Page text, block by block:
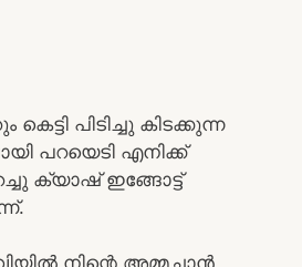
പിടിച്ചു കിടക്കുന്ന
പറയെടി എനിക്ക്
ക്യാഷ് ഇങ്ങോട്ട്
നിന്റെ അമ്മച്ചാൻ